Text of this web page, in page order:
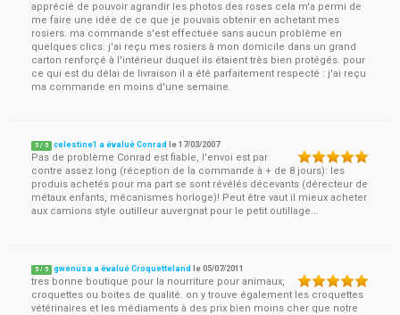
apprécié de pouvoir agrandir les photos des roses cela m'a permi de
me faire une idée de ce que je pouvais obtenir en achetant mes
rosiers. ma commande s'est effectuée sans aucun problème en
quelques clics. j'ai reçu mes rosiers à mon domicile dans un grand
carton renforçé à l'intérieur duquel ils étaient très bien protégés. pour
ce qui est du délai de livraison il a été parfaitement respecté : j'ai reçu
ma commande en moins d'une semaine.
5 / 5 celestine1 a évalué Conrad le17/03/2007
Pas de problème Conrad est fiable, l'envoi est par
contre assez long (réception de la commande à + de 8 jours): les
produis achetés pour ma part se sont révélés décevants (dérecteur de
métaux enfants, mécanismes horloge)! Peut être vaut il mieux acheter
aux camions style outilleur auvergnat pour le petit outillage...
5 / 5 gwenusa a évalué Croquetteland le05/07/2011
tres bonne boutique pour la nourriture pour animaux,
croquettes ou boites de qualité. on y trouve également les croquettes
vétérinaires et les médiaments à des prix bien moins cher que notre